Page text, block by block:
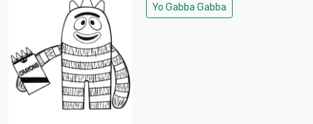
Yo Gabba Gabba